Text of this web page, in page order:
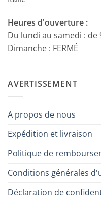
Heures d'ouverture :
Du lundi au samedi : de
Dimanche : FERMÉ
AVERTISSEMENT
A propos de nous
Expédition et livraison
Politique de
Conditions générales
Déclaration de